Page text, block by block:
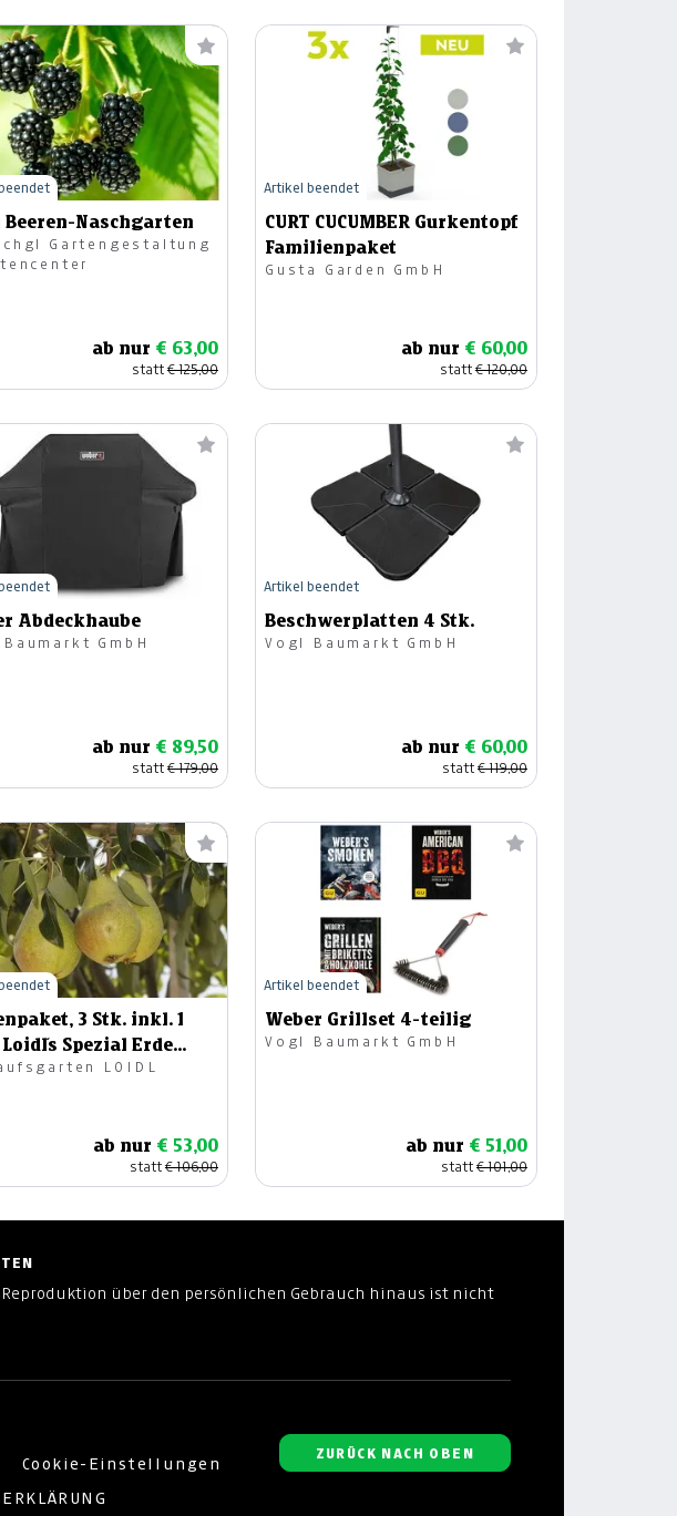
Beeren-Naschgarten
Gartengestaltung
ab nur € 63,00
statt€ 125,00
CURT CUCUMBER Gurkentopf
Familienpaket
Gusta Garden GmbH
ab nur € 60,00
statt€ 120,00
Artikel beendet
Abdeckhaube
GmbH
ab nur € 89,50
statt€ 179,00
Beschwerplatten 4 Stk.
Vogl Baumarkt GmbH
ab nur € 60,00
statt€ 119,00
Artikel beendet
3 Stk. inkl. 1
Spezial Erde
LOIDL
ab nur € 53,00
statt€ 106,00
Weber Grillset 4-teilig
Vogl Baumarkt GmbH
ab nur € 51,00
statt€ 101,00
Artikel beendet
über den persönlichen Gebrauch hinaus ist nicht
Cookie-Einstellungen
ZURÜCK NACH OBEN